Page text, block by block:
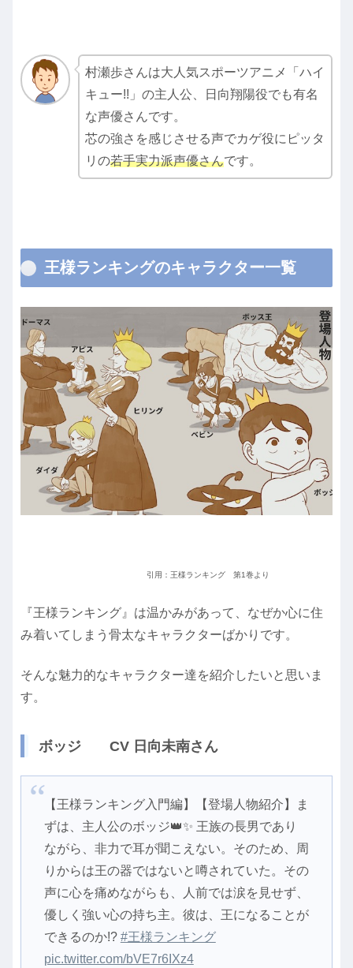
村瀬歩さんは大人気スポーツアニメ「ハイ
キュー!!」の主人公、日向翔陽役でも有名
な声優さんです。
芯の強さを感じさせる声でカゲ役にピッタ
リの若手実力派声優さんです。
王様ランキングのキャラクター一覧
引用：王様ランキング 第1巻より
『王様ランキング』は温かみがあって、なぜか心に住
み着いてしまう骨太なキャラクターばかりです。
そんな魅力的なキャラクター達を紹介したいと思いま
す。
ボッジ CV 日向未南さん
【王様ランキング入門編】【登場人物紹介】ま
ずは、主人公のボッジ👑✨ 王族の長男であり
ながら、非力で耳が聞こえない。そのため、周
りからは王の器ではないと噂されていた。その
声に心を痛めながらも、人前では涙を見せず、
優しく強い心の持ち主。彼は、王になることが
できるのか!? #王様ランキング
pic.twitter.com/bVE7r6IXz4